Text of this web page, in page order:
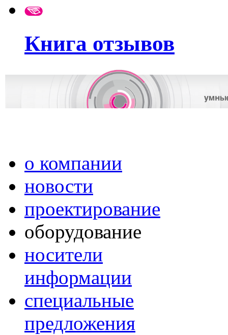
Книга отзывов
о компании
новости
проектирование
оборудование
носители
информации
специальные
предложения